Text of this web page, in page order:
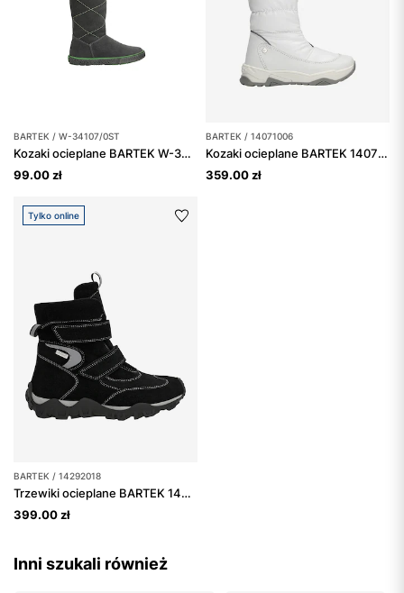
BARTEK / W-34107/0ST
Kozaki ocieplane BARTEK W-34107/0ST, dla dziewcząt, szary
99.00 zł
BARTEK / 14071006
Kozaki ocieplane BARTEK 14071006, dla dziewcząt, biały
359.00 zł
Tylko online
BARTEK / 14292018
Trzewiki ocieplane BARTEK 14292018, czarno-szary
399.00 zł
Inni szukali również